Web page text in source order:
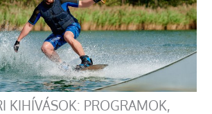
KIHÍVÁSOK: PROGRAMOK,